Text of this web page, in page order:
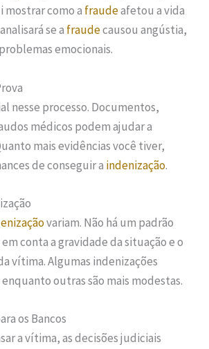
mostrar como a fraudeafetou a vida
se a fraudecausou angústia,
emocionais.
nesse processo. Documentos,
médicos podem ajudar a
mais evidências você tiver,
de conseguir a indenização.
variam. Não há um padrão
conta a gravidade da situação e o
vítima. Algumas indenizações
outras são mais modestas.
os Bancos
a vítima, as decisões judiciais